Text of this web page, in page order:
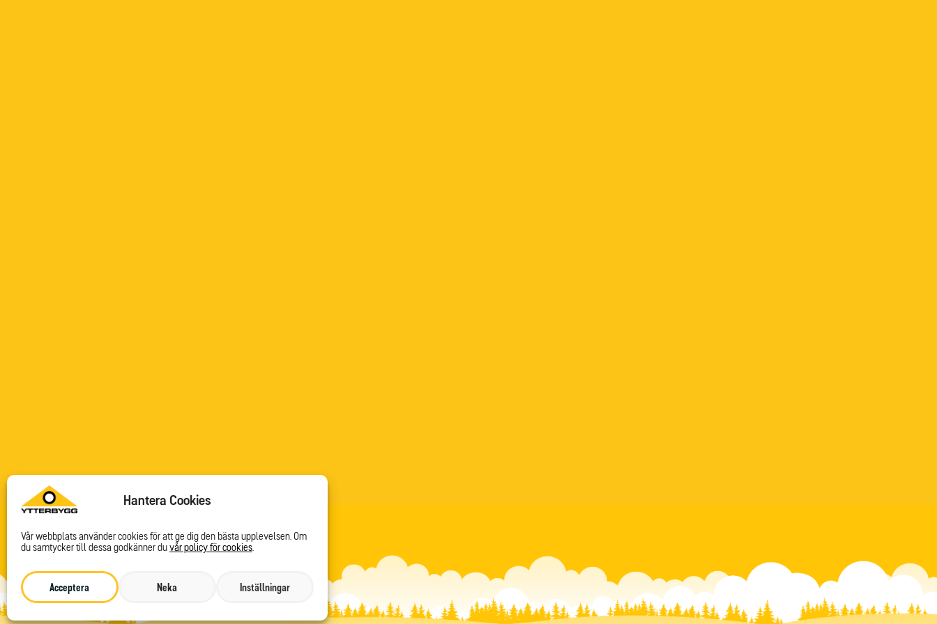
Hantera Cookies
Vår webbplats använder cookies för att ge dig den bästa upplevelsen. Om
du samtycker till dessa godkänner du vår policy för cookies.
Acceptera Neka Inställningar